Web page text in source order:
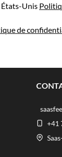
États-Unis
de
+41